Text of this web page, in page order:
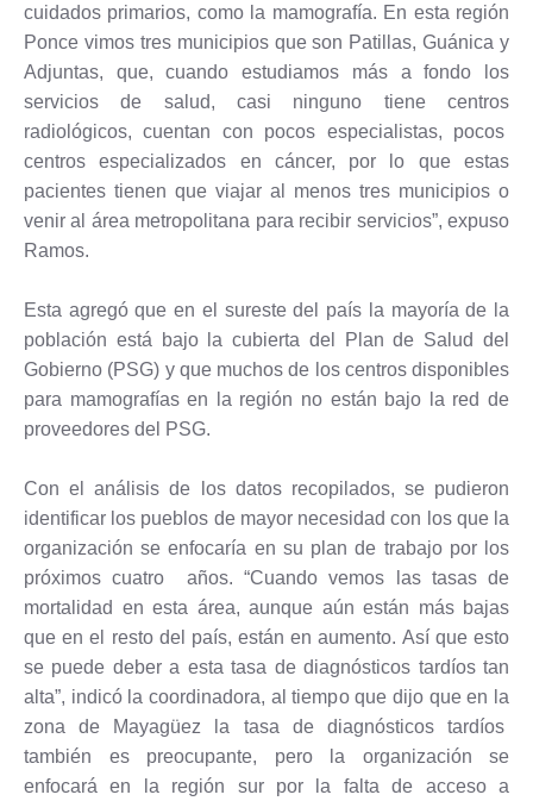
cuidados primarios, como la mamografía. En esta región
Ponce vimos tres municipios que son Patillas, Guánica y
Adjuntas, que, cuando estudiamos más a fondo los
servicios de salud, casi ninguno tiene centros
radiológicos, cuentan con pocos especialistas, pocos
centros especializados en cáncer, por lo que estas
pacientes tienen que viajar al menos tres municipios o
venir al área metropolitana para recibir servicios”, expuso
Ramos.
Esta agregó que en el sureste del país la mayoría de la
población está bajo la cubierta del Plan de Salud del
Gobierno (PSG) y que muchos de los centros disponibles
para mamografías en la región no están bajo la red de
proveedores del PSG.
Con el análisis de los datos recopilados, se pudieron
identificar los pueblos de mayor necesidad con los que la
organización se enfocaría en su plan de trabajo por los
próximos cuatro años. “Cuando vemos las tasas de
mortalidad en esta área, aunque aún están más bajas
que en el resto del país, están en aumento. Así que esto
se puede deber a esta tasa de diagnósticos tardíos tan
alta”, indicó la coordinadora, al tiempo que dijo que en la
zona de Mayagüez la tasa de diagnósticos tardíos
también es preocupante, pero la organización se
enfocará en la región sur por la falta de acceso a